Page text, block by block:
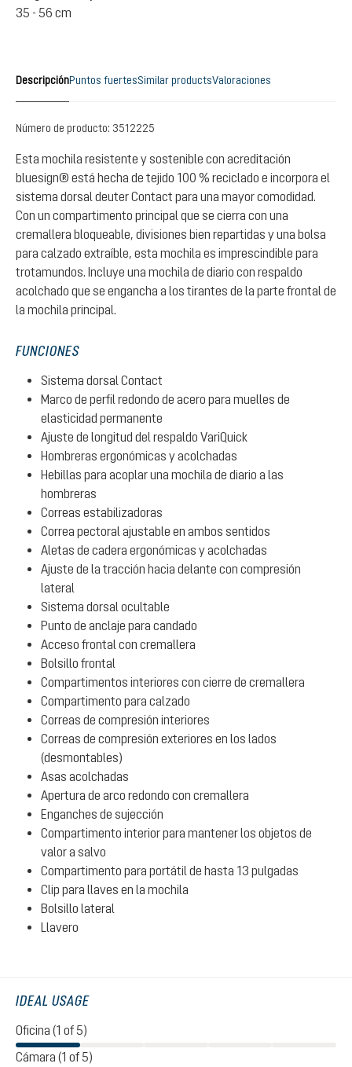
35 - 56 cm
DescripciónPuntos fuertesSimilar productsValoraciones
Número de producto: 3512225
Esta mochila resistente y sostenible con acreditación
bluesign® está hecha de tejido 100 % reciclado e incorpora el
sistema dorsal deuter Contact para una mayor comodidad.
Con un compartimento principal que se cierra con una
cremallera bloqueable, divisiones bien repartidas y una bolsa
para calzado extraíble, esta mochila es imprescindible para
trotamundos. Incluye una mochila de diario con respaldo
acolchado que se engancha a los tirantes de la parte frontal de
la mochila principal.
FUNCIONES
Sistema dorsal Contact
Marco de perfil redondo de acero para muelles de
elasticidad permanente
Ajuste de longitud del respaldo VariQuick
Hombreras ergonómicas y acolchadas
Hebillas para acoplar una mochila de diario a las
hombreras
Correas estabilizadoras
Correa pectoral ajustable en ambos sentidos
Aletas de cadera ergonómicas y acolchadas
Ajuste de la tracción hacia delante con compresión
lateral
Sistema dorsal ocultable
Punto de anclaje para candado
Acceso frontal con cremallera
Bolsillo frontal
Compartimentos interiores con cierre de cremallera
Compartimento para calzado
Correas de compresión interiores
Correas de compresión exteriores en los lados
(desmontables)
Asas acolchadas
Apertura de arco redondo con cremallera
Enganches de sujección
Compartimento interior para mantener los objetos de
valor a salvo
Compartimento para portátil de hasta 13 pulgadas
Clip para llaves en la mochila
Bolsillo lateral
Llavero
IDEAL USAGE
Oficina (1 of 5)
Cámara (1 of 5)